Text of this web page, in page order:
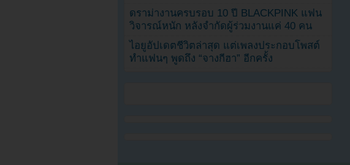
ดราม่างานครบรอบ 10 ปี BLACKPINK แฟน
วิจารณ์หนัก หลังจำกัดผู้ร่วมงานแค่ 40 คน
ไอยูอัปเดตชีวิตล่าสุด แต่เพลงประกอบโพสต์
ทำแฟนๆ พูดถึง “จางกีฮา” อีกครั้ง